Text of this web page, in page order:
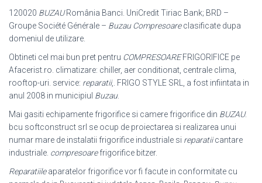
120020 BUZAURomânia Banci. UniCredit Tiriac Bank; BRD –
Groupe Société Générale – Buzau Compresoareclasificate dupa
domeniul de utilizare.
Obtineti cel mai bun pret pentru COMPRESOAREFRIGORIFICE pe
Afacerist.ro. climatizare: chiller, aer conditionat, centrale clima,
rooftop-uri. service: reparatii, . FRIGO STYLE SRL, a fost infiintata in
anul 2008 in municipiul Buzau.
Mai gasiti echipamente frigorifice si camere frigorifice din BUZAU.
bcu softconstruct srl se ocup de proiectarea si realizarea unui
numar mare de instalatii frigorifice industriale si reparatiicantare
industriale. compresoarefrigorifice bitzer.
Reparatiileaparatelor frigorifice vor fi facute in conformitate cu